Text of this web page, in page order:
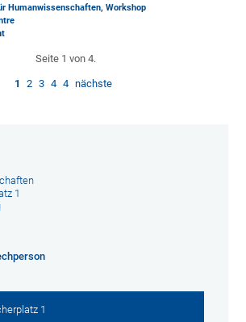
Humanwissenschaften, Workshop
Seite 1 von 4.
1 2 3 4 4 nächste
1
1